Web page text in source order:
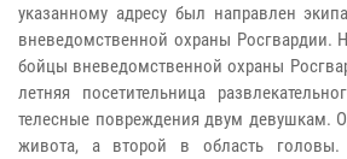
указанному адресу был направлен
вневедомственной охраны Росгвардии.
бойцы вневедомственной охраны
летняя посетительница
телесные повреждения двум девушкам.
живота, а второй в область головы.